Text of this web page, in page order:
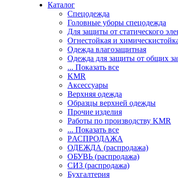
Каталог
Спецодежда
Головные уборы спецодежда
Для защиты от статического
Огнестойкая и
Одежда влагозащитная
Одежда для защиты от общих
... Показать все
KMR
Аксессуары
Верхняя одежда
Образцы верхней одежды
Прочие изделия
Работы по производству KMR
... Показать все
PАСПРОДАЖА
ОДЕЖДА (распродажа)
ОБУВЬ (распродажа)
СИЗ (распродажа)
Бухгалтерия